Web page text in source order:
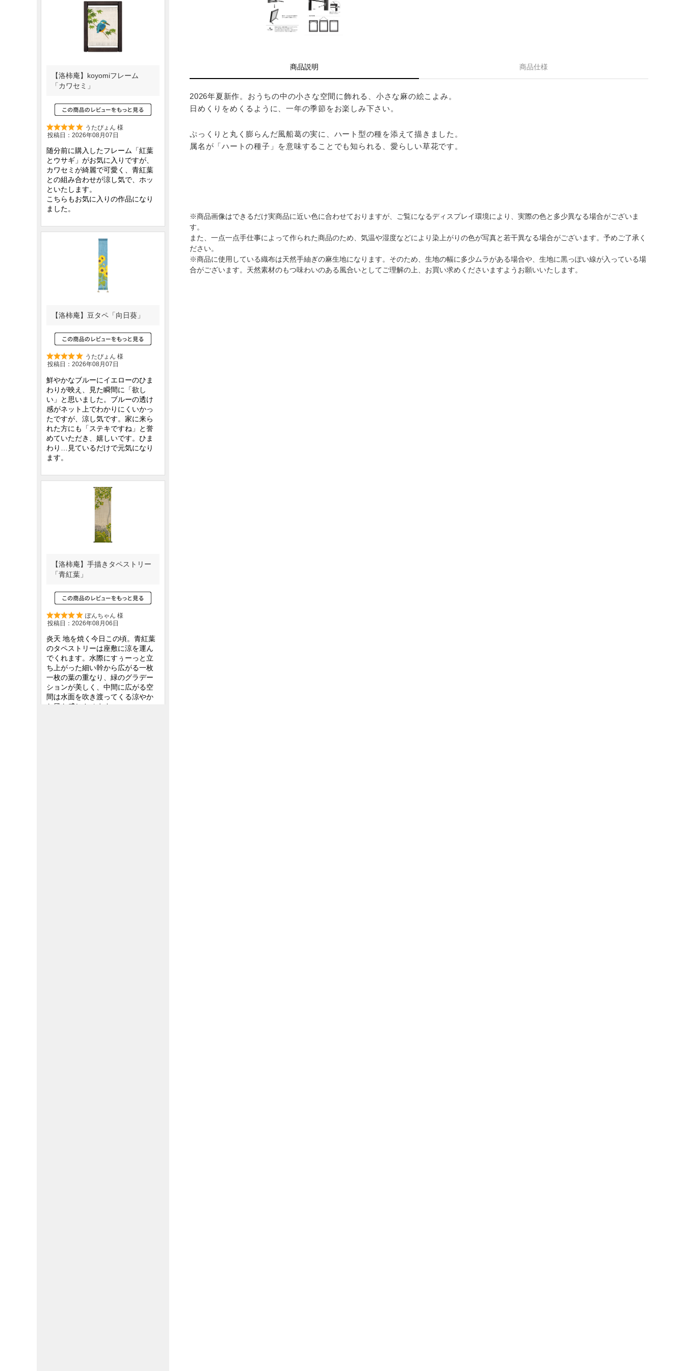
商品説明 商品仕様
2026年夏新作。おうちの中の小さな空間に飾れる、小さな麻の絵こよみ。
日めくりをめくるように、一年の季節をお楽しみ下さい。
ぷっくりと丸く膨らんだ風船葛の実に、ハート型の種を添えて描きました。
属名が「ハートの種子」を意味することでも知られる、愛らしい草花です。
※商品画像はできるだけ実商品に近い色に合わせておりますが、ご覧になるディスプレイ環境により、実際の色と多少異なる場合がございま
す。
また、一点一点手仕事によって作られた商品のため、気温や湿度などにより染上がりの色が写真と若干異なる場合がございます。予めご了承く
ださい。
※商品に使用している織布は天然手紬ぎの麻生地になります。そのため、生地の幅に多少ムラがある場合や、生地に黒っぽい線が入っている場
合がございます。天然素材のもつ味わいのある風合いとしてご理解の上、お買い求めくださいますようお願いいたします。